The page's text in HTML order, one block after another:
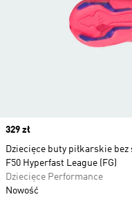
Price
329 zł
Dziecięce buty piłkarskie
F50 Hyperfast League (FG)
Dziecięce Performance
Nowość